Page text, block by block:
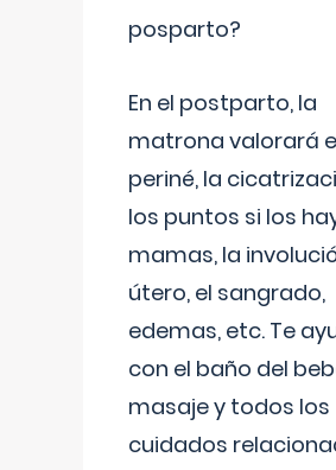
posparto?
En el postparto, la
matrona valorará
periné, la
los puntos si los
mamas, la
útero, el sangrado,
edemas, etc. Te
con el baño del
masaje y todos los
cuidados